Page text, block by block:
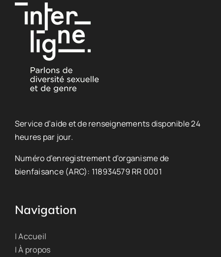
Service d’aide et de renseignements disponible 24
heures par jour.
Numéro d’enregistrement d’organisme de
bienfaisance (ARC): 118934579 RR 0001
Navigation
| Accueil
| À propos